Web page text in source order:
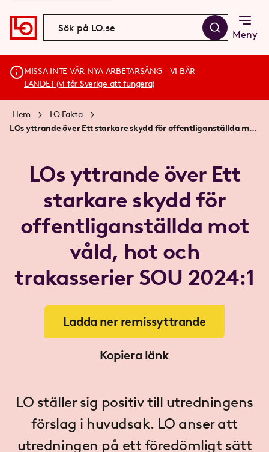
Meny
MISSA INTE VÅR NYA ARBETARSÅNG - VI BÄR
LANDET (vi får Sverige att fungera)
Hem
LO Fakta
LOs yttrande över Ett starkare skydd för offentliganställda mot våld, hot och trakasserier SOU 2024:1
LOs yttrande över Ett
starkare skydd för
offentliganställda mot
våld, hot och
trakasserier SOU 2024:1
Ladda ner remissyttrande
Kopiera länk
LO ställer sig positiv till utredningens
förslag i huvudsak. LO anser att
utredningen på ett föredömligt sätt